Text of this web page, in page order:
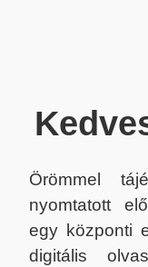
Örömmel
nyomtatott
egy központi
digitális